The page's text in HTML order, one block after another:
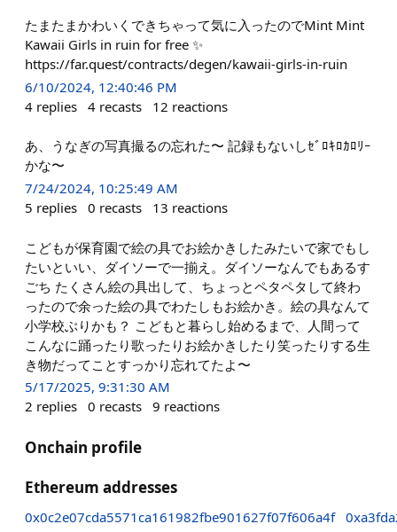
たまたまかわいくできちゃって気に入ったのでMint Mint
Kawaii Girls in ruin for free ✨
https://far.quest/contracts/degen/kawaii-girls-in-ruin
6/10/2024, 12:40:46 PM
4 replies 4 recasts 12 reactions
あ、うなぎの写真撮るの忘れた〜 記録もないしｾﾞﾛｷﾛｶﾛﾘｰ
かな〜
7/24/2024, 10:25:49 AM
5 replies 0 recasts 13 reactions
こどもが保育園で絵の具でお絵かきしたみたいで家でもし
たいといい、ダイソーで一揃え。ダイソーなんでもあるす
ごち たくさん絵の具出して、ちょっとペタペタして終わ
ったので余った絵の具でわたしもお絵かき。絵の具なんて
小学校ぶりかも？ こどもと暮らし始めるまで、人間って
こんなに踊ったり歌ったりお絵かきしたり笑ったりする生
き物だってことすっかり忘れてたよ〜
5/17/2025, 9:31:30 AM
2 replies 0 recasts 9 reactions
Onchain profile
Ethereum addresses
0x0c2e07cda5571ca161982fbe901627f07f606a4f